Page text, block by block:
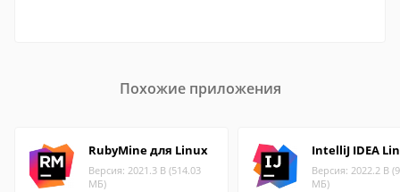
Похожие приложения
RubyMine для Linux
Версия: 2021.3 B (514.03
МБ)
IntelliJ IDEA
Версия: 2022.2 B
МБ)